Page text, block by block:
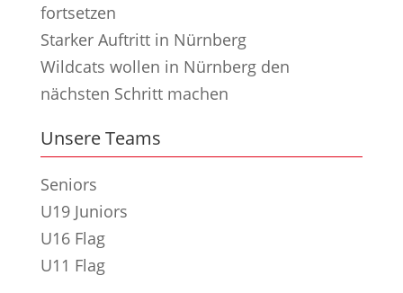
fortsetzen
Starker Auftritt in Nürnberg
Wildcats wollen in Nürnberg den
nächsten Schritt machen
Unsere Teams
Seniors
U19 Juniors
U16 Flag
U11 Flag